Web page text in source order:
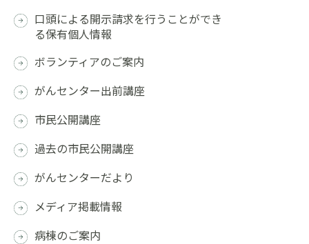
口頭による開示請求を行うことができ
る保有個人情報
ボランティアのご案内
がんセンター出前講座
市民公開講座
過去の市民公開講座
がんセンターだより
メディア掲載情報
病棟のご案内